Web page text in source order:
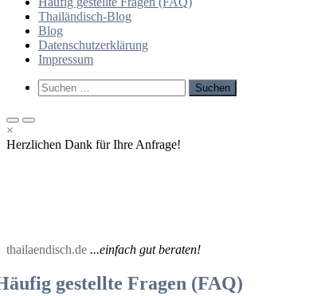
Thailändisch-Blog
Blog
Datenschutzerklärung
Impressum
Such-
Formular
Suchen
nach:
Primäres
Menü
für
Primäres
Menü
für
×
Herzlichen Dank für Ihre Anfrage!
thailaendisch.de ...einfach gut beraten!
gestellte Fragen (FAQ)